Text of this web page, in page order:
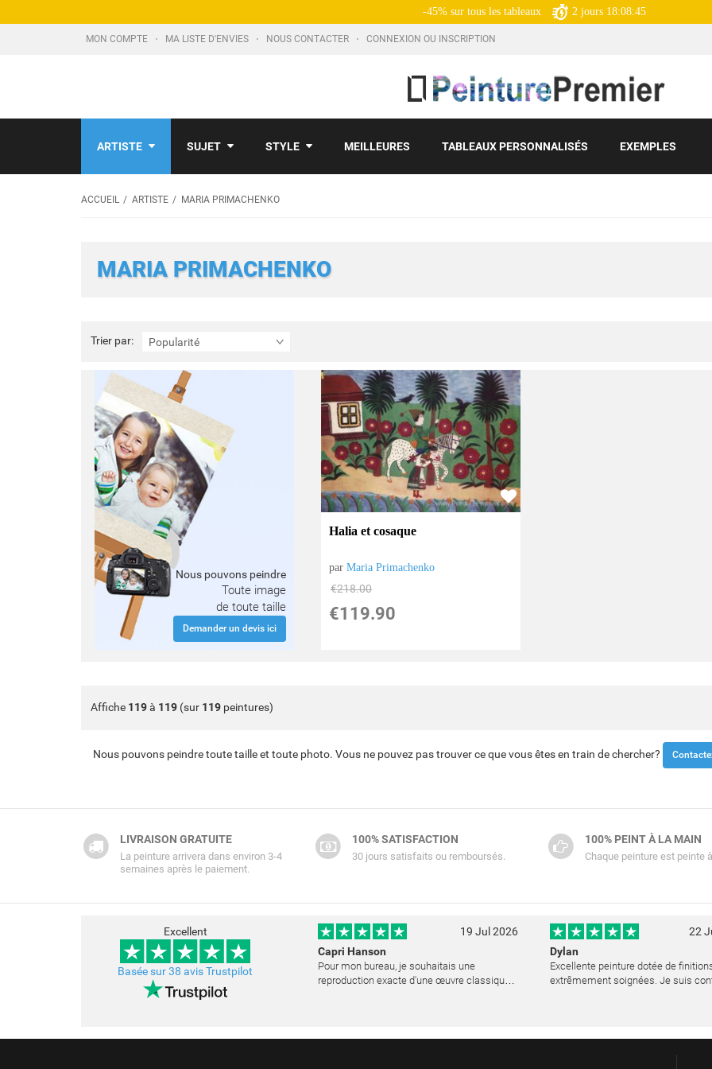
-45% sur tous les tableaux 2 jours 18:08:45
MON COMPTE MA LISTE D'ENVIES NOUS CONTACTER CONNEXION OU INSCRIPTION
ARTISTE SUJET STYLE MEILLEURES TABLEAUX PERSONNALISÉS EXEMPLES
ACCUEIL ARTISTE MARIA PRIMACHENKO
MARIA PRIMACHENKO
Trier par: Popularité
Trier
par:
Nous pouvons peindre
Toute image
de toute taille
Demander un devis ici
Halia et cosaque
parMaria Primachenko
€218.00
€119.90
Affiche 119à 119 (sur 119 peintures)
Nous pouvons peindre toute taille et toute photo. Vous ne pouvez pas trouver ce que vous êtes en train de chercher?
LIVRAISON GRATUITE
La peinture arrivera dans environ 3-4
semaines après le paiement.
100% SATISFACTION
30 jours satisfaits ou remboursés.
100% PEINT À LA MAIN
Chaque peinture est peinte
Excellent
Basée sur 38 avis Trustpilot
19 Jul 2026
Capri Hanson
Pour mon bureau, je souhaitais une
reproduction exacte d'une œuvre classique
22
Dylan
Excellente peinture dotée de
extrêmement soignées. Je suis